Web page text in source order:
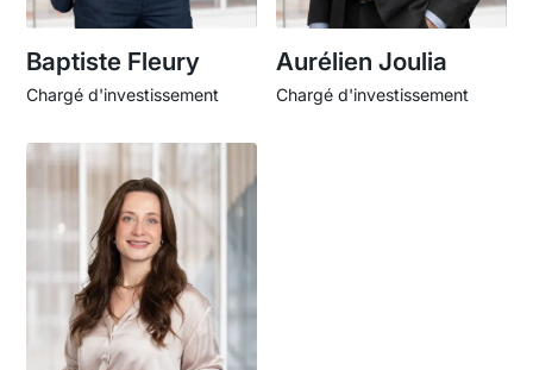
Baptiste Fleury
Chargé d'investissement
Aurélien Joulia
Chargé d'investissement